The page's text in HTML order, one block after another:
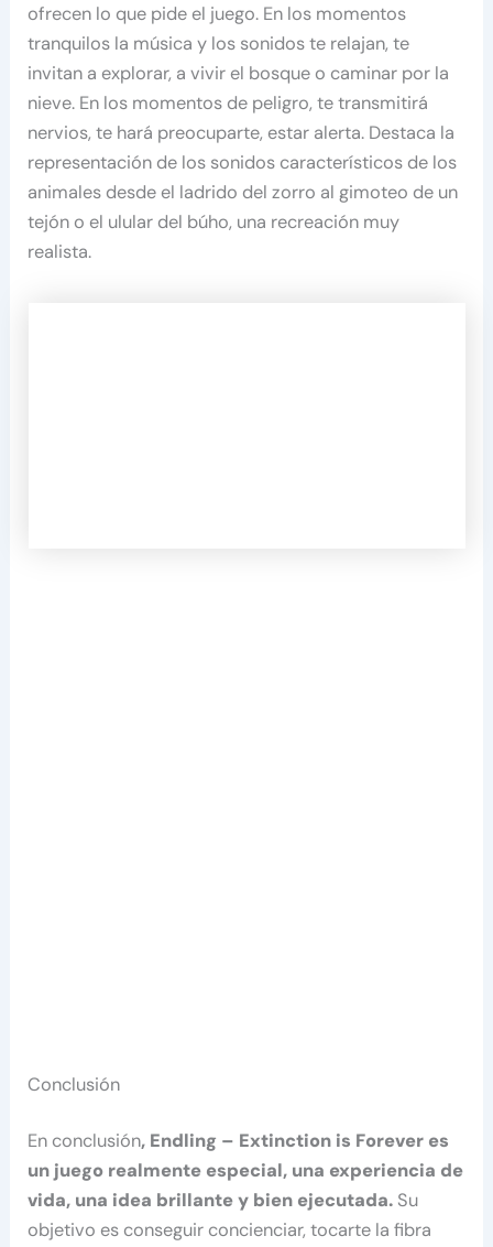
ofrecen lo que pide el juego. En los momentos
tranquilos la música y los sonidos te relajan, te
invitan a explorar, a vivir el bosque o caminar por la
nieve. En los momentos de peligro, te transmitirá
nervios, te hará preocuparte, estar alerta. Destaca la
representación de los sonidos característicos de los
animales desde el ladrido del zorro al gimoteo de un
tejón o el ulular del búho, una recreación muy
realista.
Conclusión
En conclusión, Endling – Extinction is Forever es
un juego realmente especial, una experiencia de
vida, una idea brillante y bien ejecutada. Su
objetivo es conseguir concienciar, tocarte la fibra